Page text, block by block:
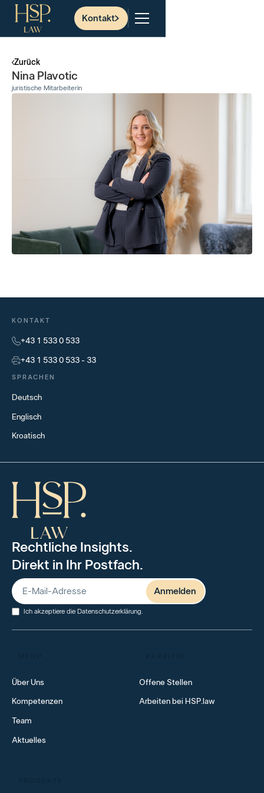
Kontakt
Zurück
Nina Plavotic
juristische Mitarbeiterin
KONTAKT
+43 1 533 0 533
+43 1 533 0 533 - 33
SPRACHEN
Deutsch
Englisch
Kroatisch
Rechtliche Insights.
Direkt in Ihr Postfach.
Ich akzeptiere die Datenschutzerklärung
Über Uns
Kompetenzen
Team
Aktuelles
Offene Stellen
Arbeiten bei HSP.law